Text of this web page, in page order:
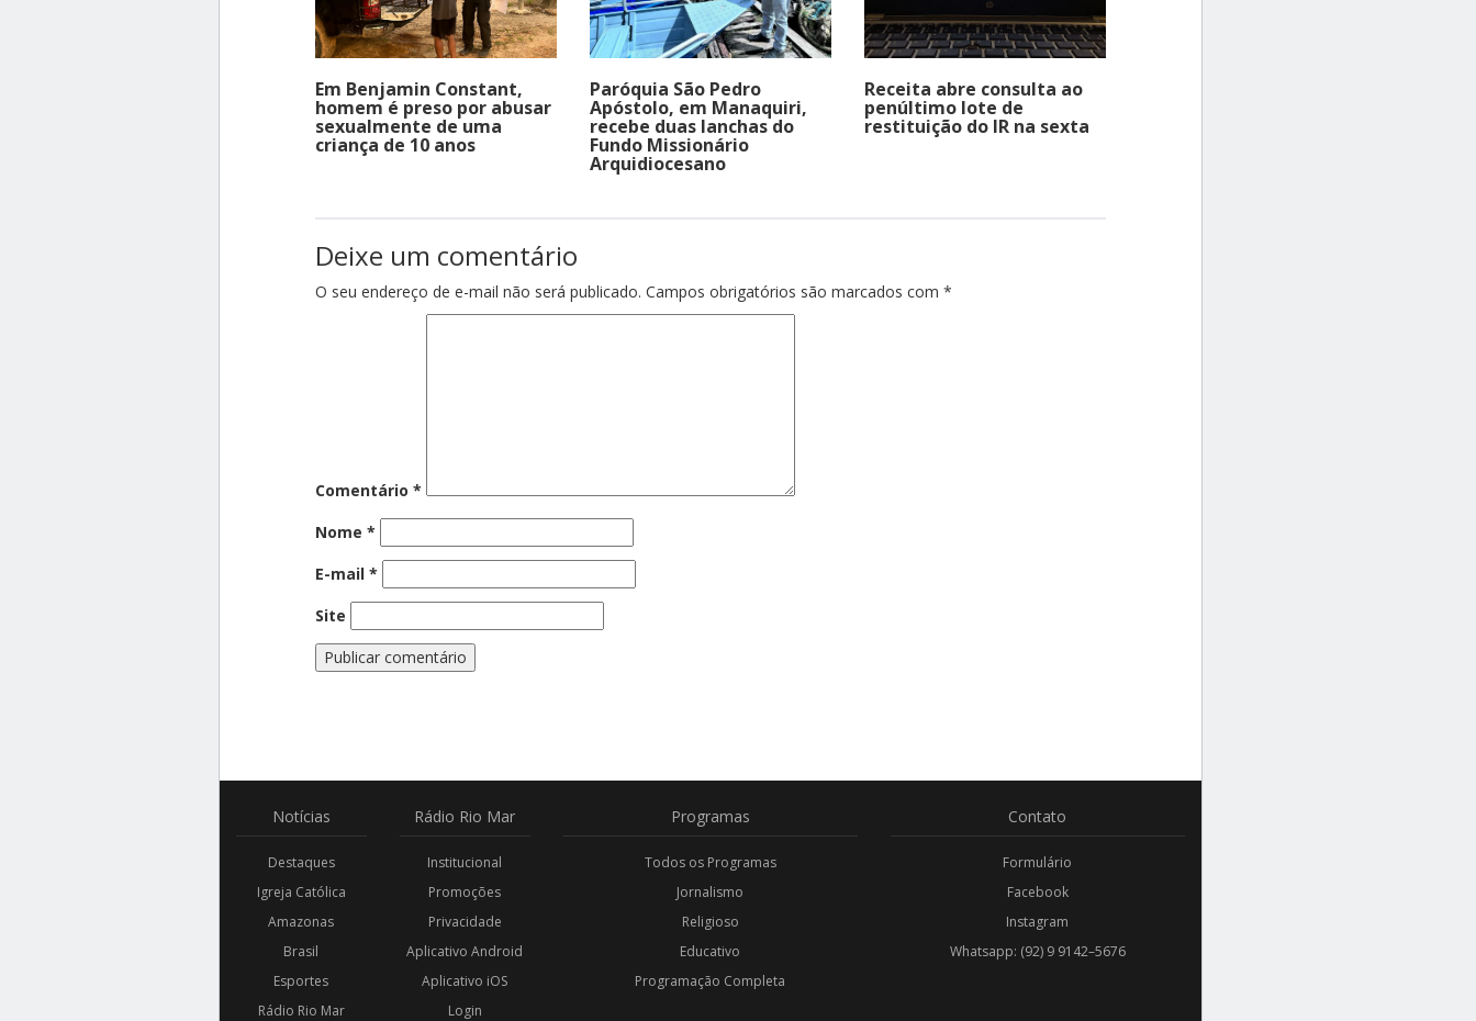
Em Benjamin Constant,
homem é preso por abusar
sexualmente de uma
criança de 10 anos
Paróquia São Pedro
Apóstolo, em Manaquiri,
recebe duas lanchas do
Fundo Missionário
Arquidiocesano
Receita abre consulta ao
penúltimo lote de
restituição do IR na sexta
Deixe um comentário
O seu endereço de e-mail não será publicado. Campos obrigatórios são marcados com *
Comentário *
Nome *
E-mail *
Site
Notícias
Destaques
Igreja Católica
Amazonas
Brasil
Esportes
Rádio Rio Mar
Rádio Rio Mar
Institucional
Promoções
Privacidade
Aplicativo Android
Aplicativo iOS
Login
Programas
Todos os Programas
Jornalismo
Religioso
Educativo
Programação Completa
Contato
Formulário
Facebook
Instagram
Whatsapp: (92) 9 9142–5676